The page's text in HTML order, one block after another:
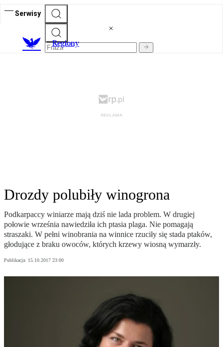
Serwisy
Regiony
Drozdy polubiły winogrona
Podkarpaccy winiarze mają dziś nie lada problem. W drugiej
połowie września nawiedziła ich ptasia plaga. Nie pomagają
straszaki. W pełni winobrania na winnice rzuciły się stada ptaków,
głodujące z braku owoców, których krzewy wiosną wymarzły.
Publikacja: 15.10.2017 23:00